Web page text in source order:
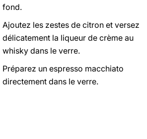
fond.
Ajoutez les zestes de citron et versez
délicatement la liqueur de crème au
whisky dans le verre.
Préparez un espresso macchiato
directement dans le verre.